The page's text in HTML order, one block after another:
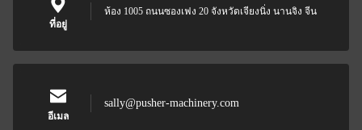
ที่อยู่
ห้อง 1005 ถนนซองเฟง 20 จังหวัดเจียงนิ่ง นานจิง จีน
อีเมล
sally@pusher-machinery.com